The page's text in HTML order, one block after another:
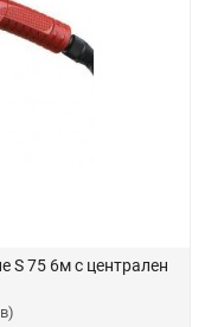
S 75 6м с централен